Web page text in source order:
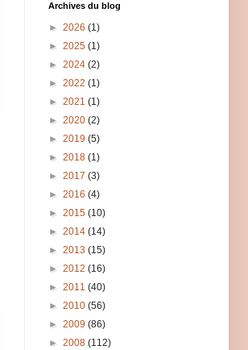
Archives du blog
► 2026 (1)
► 2025 (1)
► 2024 (2)
► 2022 (1)
► 2021 (1)
► 2020 (2)
► 2019 (5)
► 2018 (1)
► 2017 (3)
► 2016 (4)
► 2015 (10)
► 2014 (14)
► 2013 (15)
► 2012 (16)
► 2011 (40)
► 2010 (56)
► 2009 (86)
► 2008 (112)